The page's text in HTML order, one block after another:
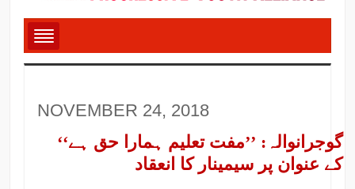
NOVEMBER 24, 2018
گوجرانوالہ: ’’مفت تعلیم ہمارا حق ہے‘‘
کے عنوان پر سیمینار کا انعقاد